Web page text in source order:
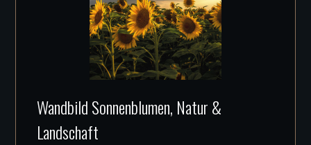
Produkt
Wandbild Sonnenblumen, Natur &
Landschaft